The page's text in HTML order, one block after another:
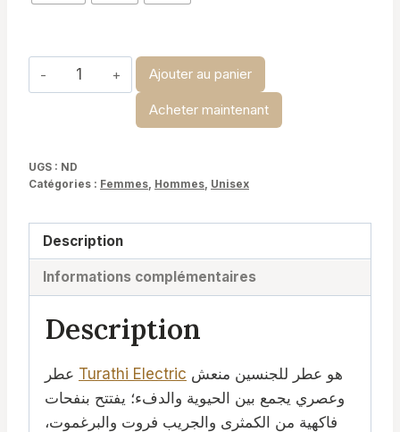
quantité
de
تراثي-
AFNAN
Ajouter au panier
Acheter maintenant
UGS : ND
Catégories : Femmes, Hommes, Unisex
Description
Informations complémentaires
Description
Turathi Electric
وعصري يجمع بين الحيوية والدفء؛ يفتتح بنفحات
فاكهية من الكمثرى والجريب فروت والبرغموت،